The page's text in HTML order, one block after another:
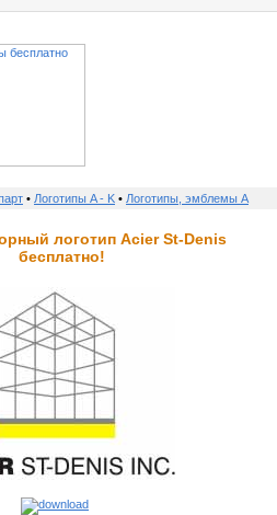
• Логотипы A - K • Логотипы, эмблемы A
логотип Acier St-Denis
бесплатно!